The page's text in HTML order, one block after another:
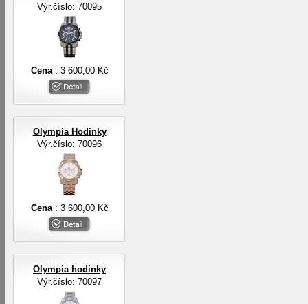
Výr.číslo: 70095
Cena : 3 600,00 Kč
Olympia Hodinky
Výr.číslo: 70096
Cena : 3 600,00 Kč
Olympia hodinky
Výr.číslo: 70097